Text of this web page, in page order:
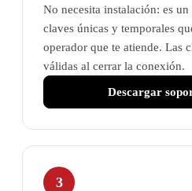
No necesita instalación: es
claves únicas y temporales
operador que te atiende. Las
válidas al cerrar la conexión.
Descargar
3